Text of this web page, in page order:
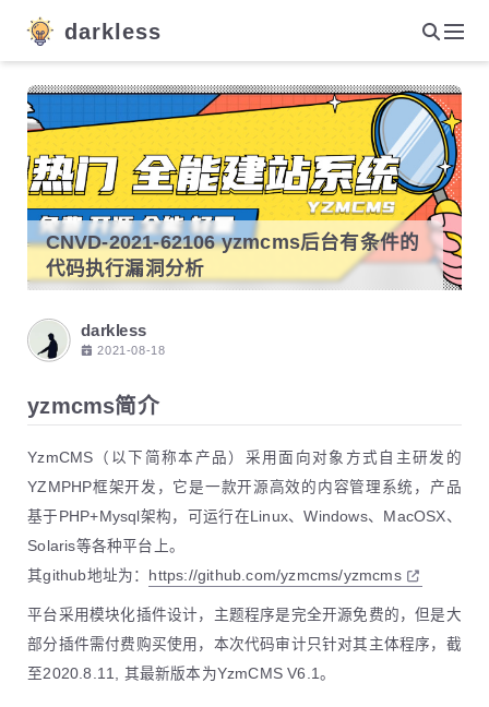
darkless
CNVD-2021-62106 yzmcms后台有条件的
代码执行漏洞分析
darkless
2021-08-18
yzmcms简介
YzmCMS（以下简称本产品）采用面向对象方式自主研发的
YZMPHP框架开发，它是一款开源高效的内容管理系统，产品
基于PHP+Mysql架构，可运行在Linux、Windows、MacOSX、
Solaris等各种平台上。
其github地址为：
https://github.com/yzmcms/yzmcms
平台采用模块化插件设计，主题程序是完全开源免费的，但是大
部分插件需付费购买使用，本次代码审计只针对其主体程序，截
至2020.8.11, 其最新版本为YzmCMS V6.1。